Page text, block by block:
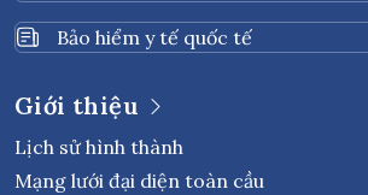
Bảo hiểm y tế quốc tế
Giới thiệu
Lịch sử hình thành
Mạng lưới đại diện toàn cầu